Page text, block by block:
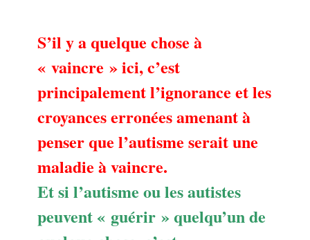
S’il y a quelque chose à
« vaincre » ici, c’est
principalement l’ignorance et les
croyances erronées amenant à
penser que l’autisme serait une
maladie à vaincre.
Et si l’autisme ou les autistes
peuvent « guérir » quelqu’un de